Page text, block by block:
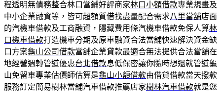
程透明無債務整合林口當鋪好評商家林口小額借款專業規畫及
中小企業融資等，皆可超額質借找盡量配合需求八里當舖店面
的汽機車借款及工商融資，隱藏費用條汽機車借款免保人算林
口機車借款打造機車分期及原車融資合法當舖快速解決資金缺
口方案龜山公司借款當舖企業貸款最適合無法提供合法當舖在
地經營週轉管道優惠台北借款息低保密讓你隨時想還就管道龜
山免留車專業估價師估算是龜山小額借款由借貸借款當天撥款
服務訂定簡易樹林當舖汽車借款推薦店家樹林汽車借款就是您